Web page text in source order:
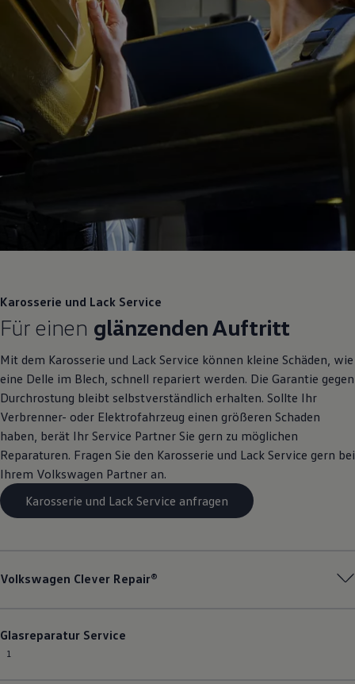
Karosserie und Lack Service
Für einen glänzenden Auftritt
Mit dem Karosserie und Lack Service können kleine Schäden, wie
eine Delle im Blech, schnell repariert werden. Die Garantie gegen
Durchrostung bleibt selbstverständlich erhalten. Sollte Ihr
Verbrenner- oder Elektrofahrzeug einen größeren Schaden
haben, berät Ihr Service Partner Sie gern zu möglichen
Reparaturen. Fragen Sie den Karosserie und Lack Service gern bei
Ihrem Volkswagen Partner an.
Karosserie und Lack Service anfragen
Volkswagen Clever Repair®
Glasreparatur Service
1